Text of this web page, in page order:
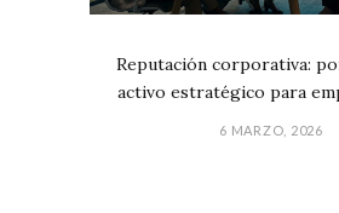
Reputación corporativa:
activo estratégico para
6 MARZO, 2026